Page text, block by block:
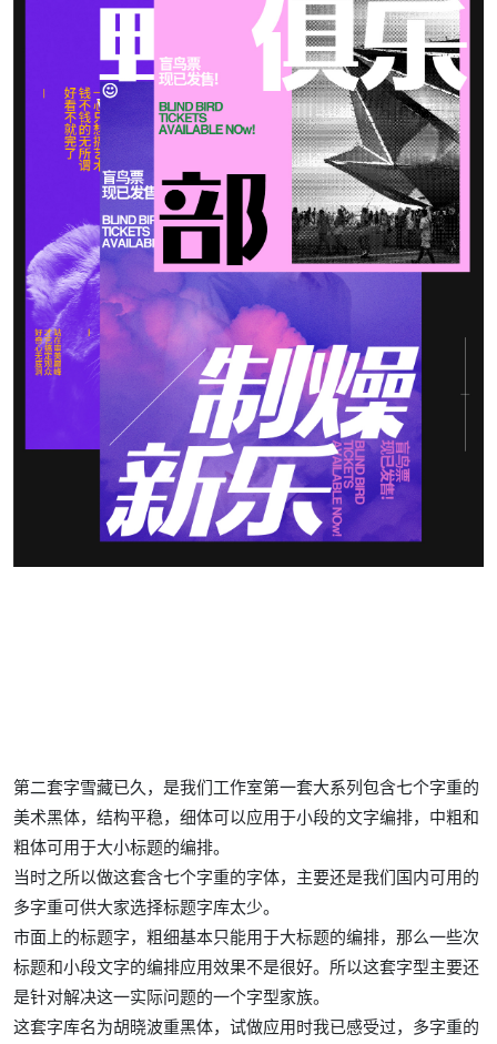
第二套字雪藏已久，是我们工作室第一套大系列包含七个字重的
美术黑体，结构平稳，细体可以应用于小段的文字编排，中粗和
粗体可用于大小标题的编排。
当时之所以做这套含七个字重的字体，主要还是我们国内可用的
多字重可供大家选择标题字库太少。
市面上的标题字，粗细基本只能用于大标题的编排，那么一些次
标题和小段文字的编排应用效果不是很好。所以这套字型主要还
是针对解决这一实际问题的一个字型家族。
这套字库名为胡晓波重黑体，试做应用时我已感受过，多字重的